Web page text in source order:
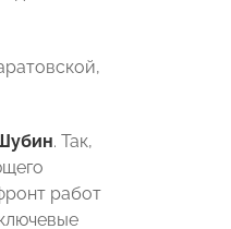
. Так,
работ